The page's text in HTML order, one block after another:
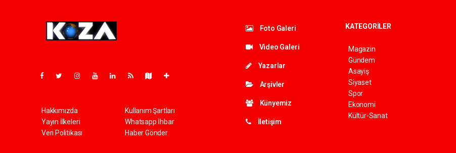
Hakkımızda
Yayın İlkeleri
Veri Politikası
Kullanım Şartları
Whatsapp İhbar
Haber Gönder
Foto Galeri
Video Galeri
Yazarlar
Arşivler
Künyemiz
İletişim
KATEGORİLER
Magazin
Gündem
Asayiş
Siyaset
Spor
Ekonomi
Kültür-Sanat